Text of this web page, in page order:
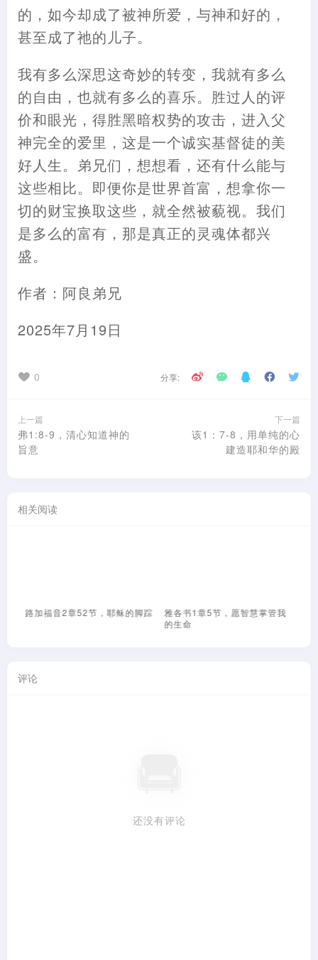
的，如今却成了被神所爱，与神和好的，
甚至成了祂的儿子。
我有多么深思这奇妙的转变，我就有多么
的自由，也就有多么的喜乐。胜过人的评
价和眼光，得胜黑暗权势的攻击，进入父
神完全的爱里，这是一个诚实基督徒的美
好人生。弟兄们，想想看，还有什么能与
这些相比。即便你是世界首富，想拿你一
切的财宝换取这些，就全然被藐视。我们
是多么的富有，那是真正的灵魂体都兴
盛。
作者：阿良弟兄
2025年7月19日
0 分享:
上一篇
弗1:8-9，清心知道神的
旨意
下一篇
该1：7-8，用单纯的心
建造耶和华的殿
相关阅读
路加福音2章52节，耶稣的脚踪
雅各书1章5节，愿智慧掌管我
的生命
评论
还没有评论